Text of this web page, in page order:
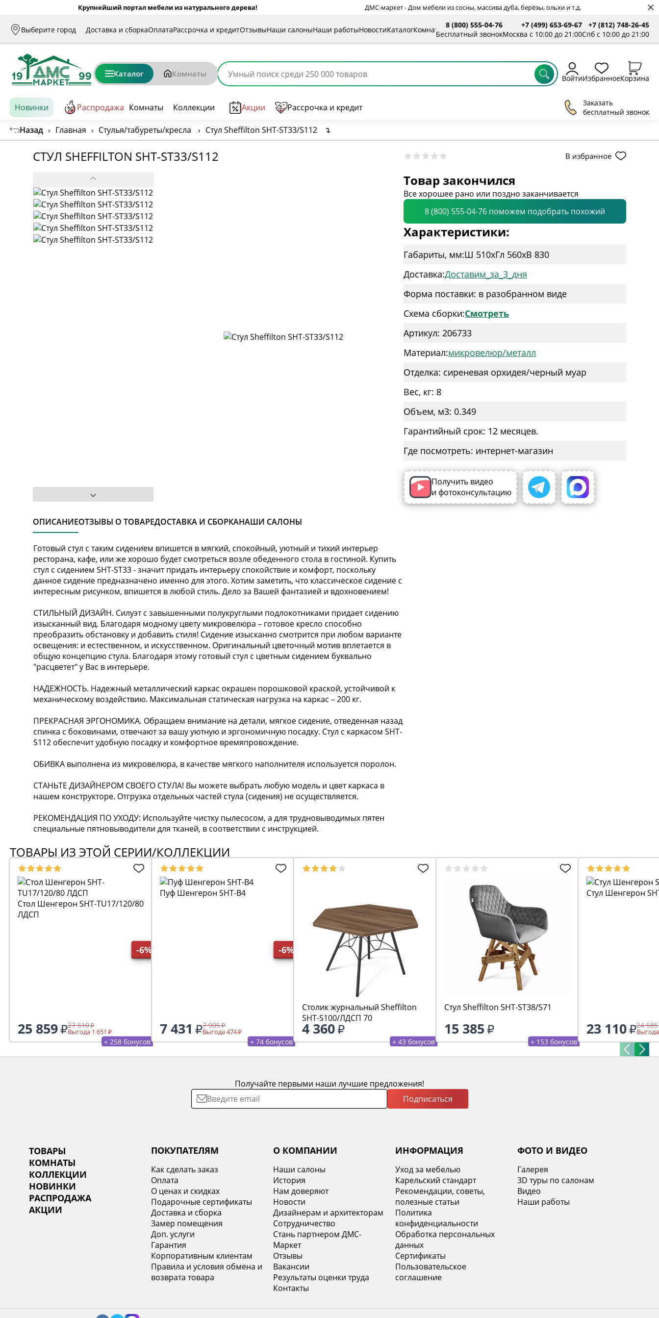
Крупнейший портал мебели из натурального дерева! ДМС-маркет - Дом мебели из сосны, массива дуба, берёзы, ольхи и т.д.
Выберите город Доставка и сборкаОплатаРассрочка и кредитОтзывыНаши салоныНаши работыНовостиКаталогКомнаты
8 (800) 555-04-76
Бесплатный звонок
+7 (499) 653-69-67
Москва с 10:00 до 21:00
+7 (812) 748-26-45
Спб с 10:00 до 21:00
Каталог Комнаты ВойтиИзбранноеКорзина
Новинки Распродажа Комнаты Коллекции Акции Рассрочка и кредит
Заказать
бесплатный звонок
Назад › Главная › Стулья/табуреты/кресла › Стул Sheffilton SHT-ST33/S112 ↴
СТУЛ SHEFFILTON SHT-ST33/S112 В избранное
ОПИСАНИЕОТЗЫВЫ О ТОВАРЕДОСТАВКА И СБОРКАНАШИ САЛОНЫ
Готовый стул с таким сидением впишется в мягкий, спокойный, уютный и тихий интерьер
ресторана, кафе, или же хорошо будет смотреться возле обеденного стола в гостиной. Купить
стул с сидением SHT-ST33 - значит придать интерьеру спокойствие и комфорт, поскольку
данное сидение предназначено именно для этого. Хотим заметить, что классическое сидение с
интересным рисунком, впишется в любой стиль. Дело за Вашей фантазией и вдохновением!
СТИЛЬНЫЙ ДИЗАЙН. Силуэт с завышенными полукруглыми подлокотниками придает сидению
изысканный вид. Благодаря модному цвету микровелюра – готовое кресло способно
преобразить обстановку и добавить стиля! Сидение изысканно смотрится при любом варианте
освещения: и естественном, и искусственном. Оригинальный цветочный мотив вплетается в
общую концепцию стула. Благодаря этому готовый стул с цветным сидением буквально
"расцветет" у Вас в интерьере.
НАДЕЖНОСТЬ. Надежный металлический каркас окрашен порошковой краской, устойчивой к
механическому воздействию. Максимальная статическая нагрузка на каркас – 200 кг.
ПРЕКРАСНАЯ ЭРГОНОМИКА. Обращаем внимание на детали, мягкое сидение, отведенная назад
спинка с боковинами, отвечают за вашу уютную и эргономичную посадку. Стул с каркасом SHT-
S112 обеспечит удобную посадку и комфортное времяпровождение.
ОБИВКА выполнена из микровелюра, в качестве мягкого наполнителя используется поролон.
СТАНЬТЕ ДИЗАЙНЕРОМ СВОЕГО СТУЛА! Вы можете выбрать любую модель и цвет каркаса в
нашем конструкторе. Отгрузка отдельных частей стула (сидения) не осуществляется.
РЕКОМЕНДАЦИЯ ПО УХОДУ: Используйте чистку пылесосом, а для трудновыводимых пятен
специальные пятновыводители для тканей, в соответствии с инструкцией.
Товар закончился
Все хорошее рано или поздно заканчивается
8 (800) 555-04-76 поможем подобрать похожий
Характеристики:
Габариты, мм:Ш 510xГл 560xВ 830
Доставка:Доставим_за_3_дня
Форма поставки: в разобранном виде
Схема сборки:Смотреть
Артикул: 206733
Материал:микровелюр/металл
Отделка: сиреневая орхидея/черный муар
Вес, кг: 8
Объем, м3: 0.349
Гарантийный срок: 12 месяцев.
Где посмотреть: интернет-магазин
Получить видео
и фотоконсультацию
ТОВАРЫ ИЗ ЭТОЙ СЕРИИ/КОЛЛЕКЦИИ
-6%
Стол Шенгерон SHT-TU17/120/80
ЛДСП
25 859 27 510
Выгода 1 651
+ 258 бонусов
-6%
Пуф Шенгерон SHT-B4
7 431 7 905
Выгода 474
+ 74 бонусов
Столик журнальный Sheffilton
SHT-S100/ЛДСП 70
4 360
+ 43 бонусов
Стул Sheffilton SHT-ST38/S71
15 385
+ 153 бонусов
Стул Шенгерон
23 110 24 585
Получайте первыми наши лучшие предложения!
Подписаться
ТОВАРЫ
КОМНАТЫ
КОЛЛЕКЦИИ
НОВИНКИ
РАСПРОДАЖА
АКЦИИ
ПОКУПАТЕЛЯМ
Как сделать заказ
Оплата
О ценах и скидках
Подарочные сертификаты
Доставка и сборка
Замер помещения
Доп. услуги
Гарантия
Корпоративным клиентам
Правила и условия обмена и
возврата товара
О КОМПАНИИ
Наши салоны
История
Нам доверяют
Новости
Дизайнерам и архитекторам
Сотрудничество
Стань партнером ДМС-
Маркет
Отзывы
Вакансии
Результаты оценки труда
Контакты
ИНФОРМАЦИЯ
Уход за мебелью
Карельский стандарт
Рекомендации, советы,
полезные статьи
Политика
конфиденциальности
Обработка персональных
данных
Сертификаты
Пользовательское
соглашение
ФОТО И ВИДЕО
Галерея
3D туры по салонам
Видео
Наши работы